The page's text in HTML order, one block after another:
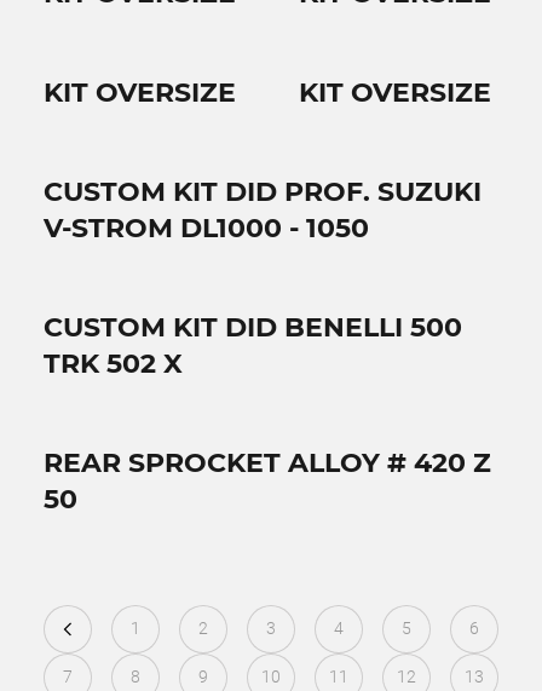
KIT OVERSIZE KIT OVERSIZE
CUSTOM KIT DID PROF. SUZUKI
V-STROM DL1000 - 1050
CUSTOM KIT DID BENELLI 500
TRK 502 X
REAR SPROCKET ALLOY # 420 Z
50
1 2 3 4 5 6
7 8 9 10 11 12 13